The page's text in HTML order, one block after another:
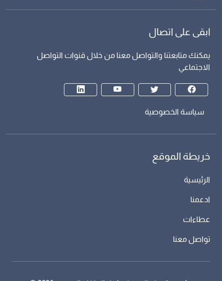
ابقى على اتصال
يمكنك متابعتنا والتواصل معنا من خلال قنوات التواصل
الاجتماعي
سياسة الخصوصية
خريطة الموقع
الرئيسية
ادعمنا
عطاءات
تواصل معنا